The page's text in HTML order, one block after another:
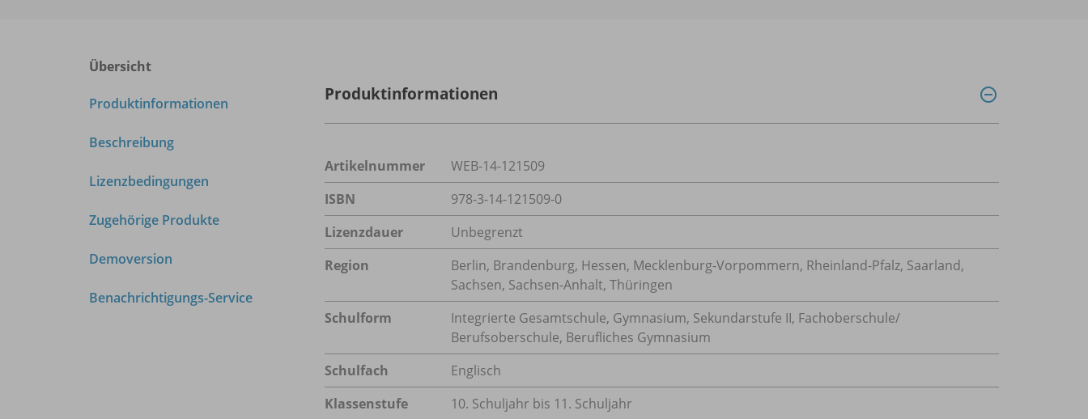
Übersicht
Produktinformationen
Beschreibung
Lizenzbedingungen
Zugehörige Produkte
Demoversion
Benachrichtigungs-Service
Produktinformationen
Artikelnummer
WEB-14-121509
ISBN
978-3-14-121509-0
Lizenzdauer
Unbegrenzt
Region
Berlin, Brandenburg, Hessen, Mecklenburg-Vorpommern, Rheinland-Pfalz, Saarland,
Sachsen, Sachsen-Anhalt, Thüringen
Schulform
Integrierte Gesamtschule, Gymnasium, Sekundarstufe II, Fachoberschule/
Berufsoberschule, Berufliches Gymnasium
Schulfach
Englisch
Klassenstufe
10. Schuljahr bis 11. Schuljahr